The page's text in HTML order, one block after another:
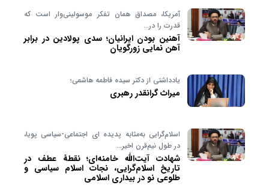
آمریکا، مصداق همان تفکر موسولینی‌وار است که
قدرت را در…
آهنین بودن ایرانیان؛ سدی پولادین در برابر
آهن نمایی زورگویان
یادداشتی از دکتر سیده فاطمه هاشمی؛
میراث گرانقدر رهبری
اسلام‌گرایی به‌مثابه پدیده ای اجتماعی‑سیاسی پویا،
در طول نیم‌قرن اخیر…
شهادت آیت‌الله خامنه‌ای؛ نقطهٔ عطف در
تاریخ اسلام‌گرایی، نجات اسلام سیاسی و
طلوعی نو در بیداری اسلامی